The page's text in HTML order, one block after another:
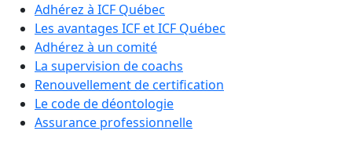
Adhérez à ICF Québec
Les avantages ICF et ICF Québec
Adhérez à un comité
La supervision de coachs
Renouvellement de certification
Le code de déontologie
Assurance professionnelle